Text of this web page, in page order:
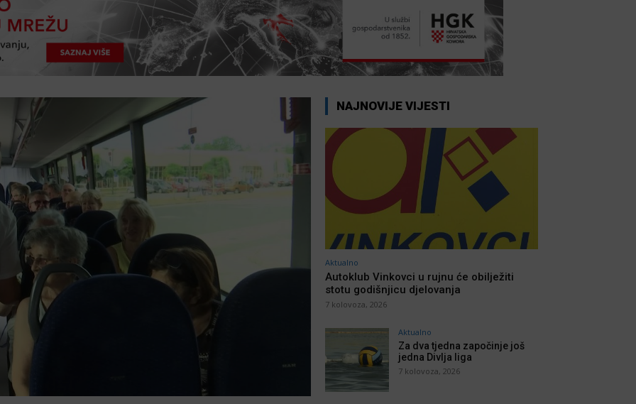
NAJNOVIJE VIJESTI
Aktualno
Autoklub Vinkovci u rujnu će obilježiti
stotu godišnjicu djelovanja
7 kolovoza, 2026
Aktualno
Za dva tjedna započinje još
jedna Divlja liga
7 kolovoza, 2026